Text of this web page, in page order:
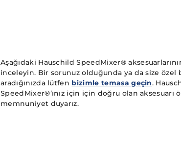
Aşağıdaki Hauschild SpeedMixer®
inceleyin. Bir sorunuz olduğunda ya da size özel
aradığınızda lütfen bizimle temasa geçin.
SpeedMixer®’ınız için için doğru olan aksesuarı
memnuniyet duyarız.